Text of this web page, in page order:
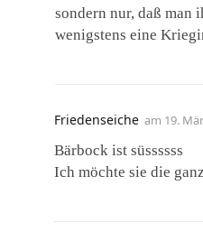
sondern nur, daß man
wenigstens eine
Friedenseiche am 19.
Bärbock ist süssssss
Ich möchte sie die